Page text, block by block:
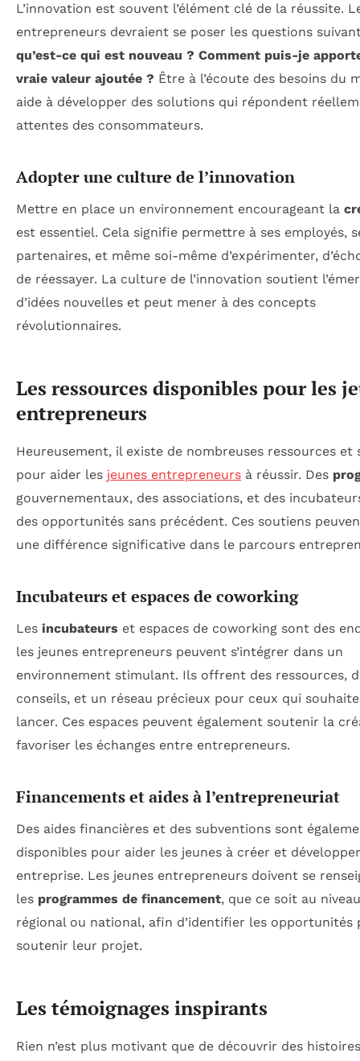
L’innovation est souvent l’élément clé de la réussite.
entrepreneurs devraient se poser les questions
qu’est-ce qui est nouveau ? Comment puis-je
vraie valeur ajoutée ? Être à l’écoute des besoins du
aide à développer des solutions qui répondent
attentes des consommateurs.
Adopter une culture de l’innovation
Mettre en place un environnement encourageant la
est essentiel. Cela signifie permettre à ses employés,
partenaires, et même soi-même d’expérimenter,
de réessayer. La culture de l’innovation soutient
d’idées nouvelles et peut mener à des concepts
révolutionnaires.
Les ressources disponibles pour les
entrepreneurs
Heureusement, il existe de nombreuses ressources et
pour aider les jeunes entrepreneurs à réussir. Des
gouvernementaux, des associations, et des
des opportunités sans précédent. Ces soutiens
une différence significative dans le parcours
Incubateurs et espaces de coworking
Les incubateurs et espaces de coworking sont des
les jeunes entrepreneurs peuvent s’intégrer dans un
environnement stimulant. Ils offrent des ressources,
conseils, et un réseau précieux pour ceux qui
lancer. Ces espaces peuvent également soutenir la
favoriser les échanges entre entrepreneurs.
Financements et aides à l’entrepreneuriat
Des aides financières et des subventions sont
disponibles pour aider les jeunes à créer et
entreprise. Les jeunes entrepreneurs doivent se
les programmes de financement, que ce soit au
régional ou national, afin d’identifier les opportunités
soutenir leur projet.
Les témoignages inspirants
Rien n’est plus motivant que de découvrir des